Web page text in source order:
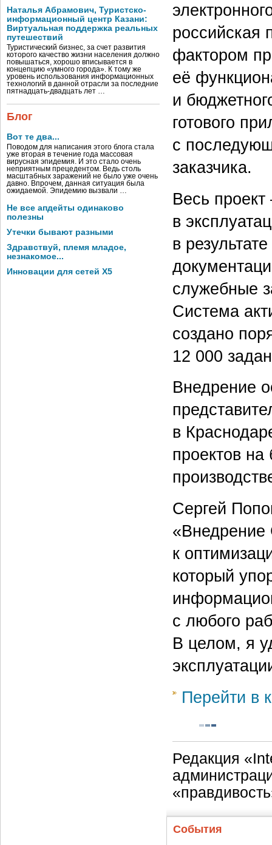
Наталья Абрамович, Туристско-
информационный центр Казани:
Виртуальная поддержка реальных
путешествий
Туристический бизнес, за счет развития
которого качество жизни населения должно
повышаться, хорошо вписывается в
концепцию «умного города». К тому же
уровень использования информационных
технологий в данной отрасли за последние
пятнадцать-двадцать лет …
Блог
Вот те два...
Поводом для написания этого блога стала
уже вторая в течение года массовая
вирусная эпидемия. И это стало очень
неприятным прецедентом. Ведь столь
масштабных заражений не было уже очень
давно. Впрочем, данная ситуация была
ожидаемой. Эпидемию вызвали …
Не все апдейты одинаково
полезны
Утечки бывают разными
Здравствуй, племя младое,
незнакомое...
Инновации для сетей X5
фактором
её
и
готового
с
заказчика.
Весь
в
в
служебные
Система
создано
12 000
Внедрение
в
проектов
Сергей
к
который
с любого
В целом, я
Перейти в
Редакция
События